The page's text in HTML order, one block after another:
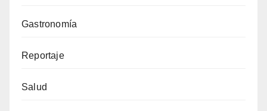
Gastronomía
Reportaje
Salud